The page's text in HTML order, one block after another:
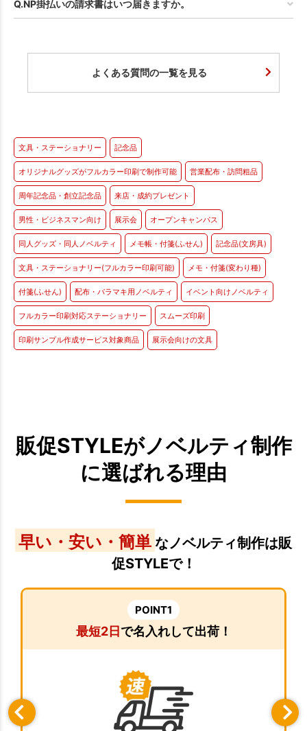
Q.NP掛払いの請求書はいつ届きますか。
よくある質問の一覧を見る
文具・ステーショナリー 記念品
オリジナルグッズがフルカラー印刷で制作可能 営業配布・訪問粗品
周年記念品・創立記念品 来店・成約プレゼント
男性・ビジネスマン向け 展示会 オープンキャンパス
同人グッズ・同人ノベルティ メモ帳・付箋(ふせん) 記念品(文房具)
文具・ステーショナリー(フルカラー印刷可能) メモ・付箋(変わり種)
付箋(ふせん) 配布・バラマキ用ノベルティ イベント向けノベルティ
フルカラー印刷対応ステーショナリー スムーズ印刷
印刷サンプル作成サービス対象商品 展示会向けの文具
販促STYLEがノベルティ制作
に選ばれる理由
早い・安い・簡単 なノベルティ制作は販
促STYLEで！
POINT1
最短2日で名入れして出荷！